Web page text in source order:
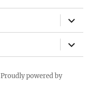
expand
child
menu
expand
child
menu
Proudly powered by